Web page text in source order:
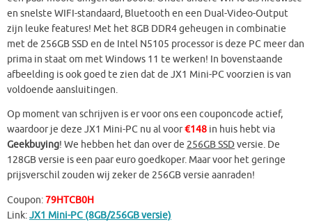
en snelste WIFI-standaard, Bluetooth en een Dual-Video-Output
zijn leuke features! Met het 8GB DDR4 geheugen in combinatie
met de 256GB SSD en de Intel N5105 processor is deze PC meer dan
prima in staat om met Windows 11 te werken! In bovenstaande
afbeelding is ook goed te zien dat de JX1 Mini-PC voorzien is van
voldoende aansluitingen.
Op moment van schrijven is er voor ons een couponcode actief,
waardoor je deze JX1 Mini-PC nu al voor€148 in huis hebt via
Geekbuying! We hebben het dan over de 256GB SSDversie. De
128GB versie is een paar euro goedkoper. Maar voor het geringe
prijsverschil zouden wij zeker de 256GB versie aanraden!
Coupon:79HTCB0H
Link:JX1 Mini-PC (8GB/256GB versie)